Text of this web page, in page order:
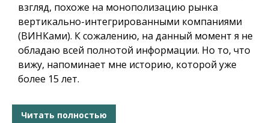
взгляд, похоже на монополизацию рынка
вертикально-интегрированными компаниями
(ВИНКами). К сожалению, на данный момент я не
обладаю всей полнотой информации. Но то, что
вижу, напоминает мне историю, которой уже
более 15 лет.
Читать полностью